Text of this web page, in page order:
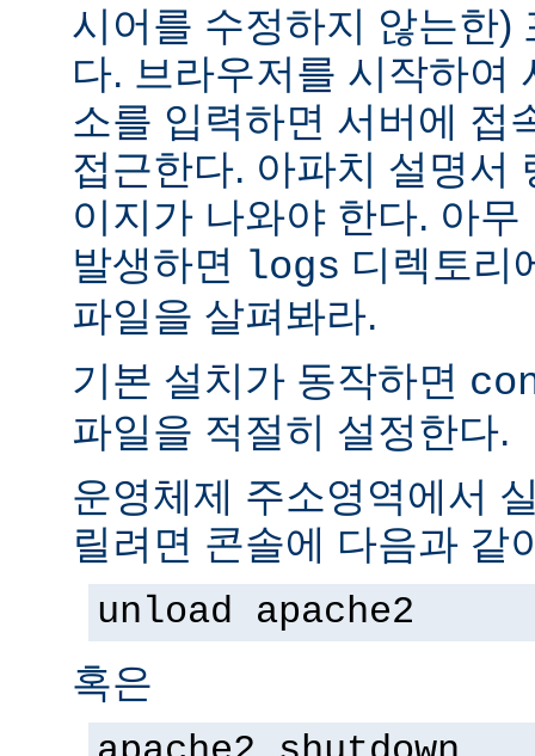
시어를 수정하지 않는한)
다. 브라우저를 시작하여
소를 입력하면 서버에 접
접근한다. 아파치 설명서
이지가 나와야 한다. 아
발생하면 logs 디렉토리
파일을 살펴봐라.
기본 설치가 동작하면
파일을 적절히 설정한다.
운영체제 주소영역에서
릴려면 콘솔에 다음과 같
unload apache2
혹은